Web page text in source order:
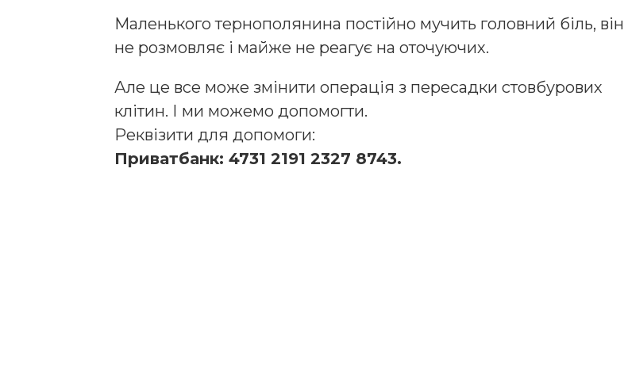
Маленького тернополянина постійно мучить головний біль, він
не розмовляє і майже не реагує на оточуючих.
Але це все може змінити операція з пересадки стовбурових
клітин. І ми можемо допомогти.
Реквізити для допомоги:
Приватбанк: 4731 2191 2327 8743.